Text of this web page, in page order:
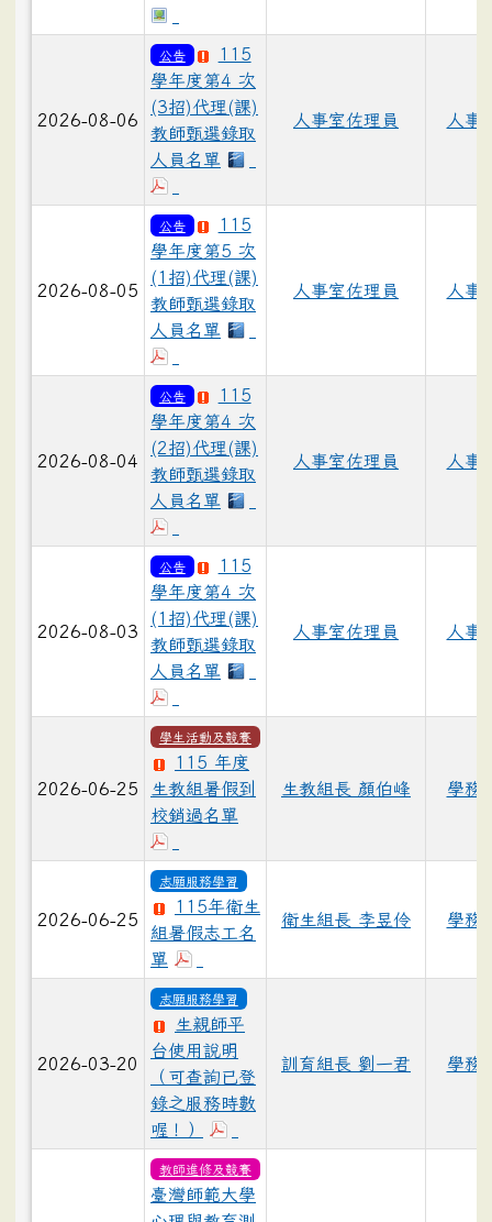
2026-08-06
公告
115
學年度第4 次
(3招)代理(課)
教師甄選錄取
人員名單
人事室佐理員 人事
2026-08-05
公告
115
學年度第5 次
(1招)代理(課)
教師甄選錄取
人員名單
人事室佐理員 人事
2026-08-04
公告
115
學年度第4 次
(2招)代理(課)
教師甄選錄取
人員名單
人事室佐理員 人事
2026-08-03
公告
115
學年度第4 次
(1招)代理(課)
教師甄選錄取
人員名單
人事室佐理員 人事
2026-06-25
學生活動及競賽
115 年度
生教組暑假到
校銷過名單
生教組長 顏伯峰 學務
2026-06-25
志願服務學習
115年衛生
組暑假志工名
單
衛生組長 李昱伶 學務
2026-03-20
志願服務學習
生親師平
台使用說明
（可查詢已登
錄之服務時數
喔！）
訓育組長 劉一君 學務
教師進修及競賽
臺灣師範大學